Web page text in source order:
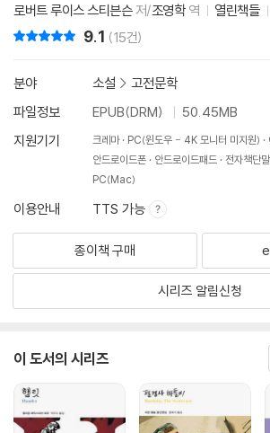
로버트 루이스 스티븐슨저/조영학역 열린책들
9.1 (15건)
분야 소설 > 고전문학
파일정보
EPUB(DRM)
50.45MB
지원기기
크레마 PC(윈도우 - 4K 모니터 미지원)
안드로이드폰
안드로이드패드
전자책단
PC(Mac)
이용안내 TTS 가능
종이책 구매
시리즈 알림신청
이 도서의 시리즈